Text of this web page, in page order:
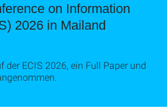
on Information
2026 in Mailand
der ECIS 2026, ein Full Paper und